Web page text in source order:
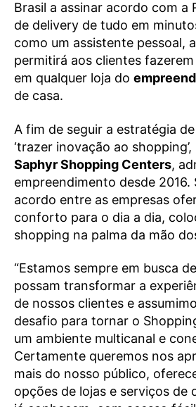
Brasil a assinar acordo com a
de delivery de tudo em
como um assistente pessoal,
permitirá aos clientes
em qualquer loja do
de casa.
A fim de seguir a estratégia
‘trazer inovação ao
Saphyr Shopping Centers,
empreendimento desde 2016.
acordo entre as empresas
conforto para o dia a dia,
shopping na palma da mão
“Estamos sempre em busca
possam transformar a
de nossos clientes e
desafio para tornar o
um ambiente multicanal e
Certamente queremos nos
mais do nosso público,
opções de lojas e serviços de